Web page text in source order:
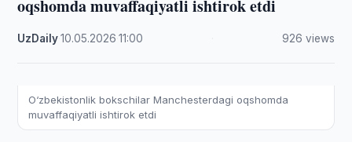
oqshomda muvaffaqiyatli ishtirok etdi
UzDaily·10.05.2026 ·11:00 926 views
O‘zbekistonlik bokschilar Manchesterdagi oqshomda
muvaffaqiyatli ishtirok etdi